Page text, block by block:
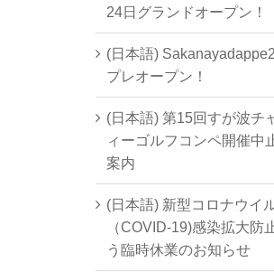
24日グランドオープン！
(日本語)
プレオープン！
(日本語) 第15回すが波チ
ィーゴルフコンペ開催中
案内
(日本語) 新型コロナウイ
（COVID-19)感染拡大防
う臨時休業のお知らせ